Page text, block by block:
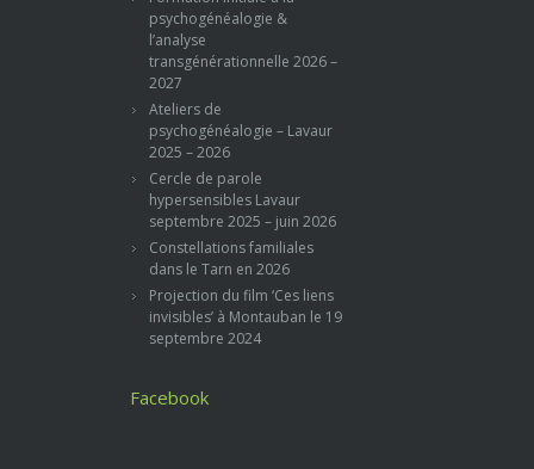
psychogénéalogie &
l’analyse
transgénérationnelle 2026 –
2027
Ateliers de
psychogénéalogie – Lavaur
2025 – 2026
Cercle de parole
hypersensibles Lavaur
septembre 2025 – juin 2026
Constellations familiales
dans le Tarn en 2026
Projection du film ‘Ces liens
invisibles’ à Montauban le 19
septembre 2024
Facebook